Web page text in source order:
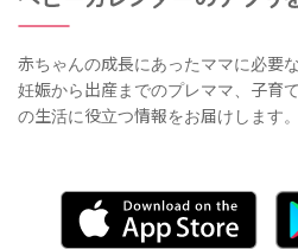
赤ちゃんの成長にあったママに必要
妊娠から出産までのプレママ、子育
の生活に役立つ情報をお届けします。